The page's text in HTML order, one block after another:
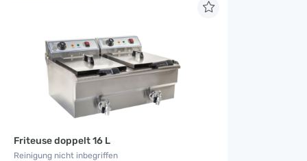
Friteuse doppelt 16 L
Reinigung nicht inbegriffen